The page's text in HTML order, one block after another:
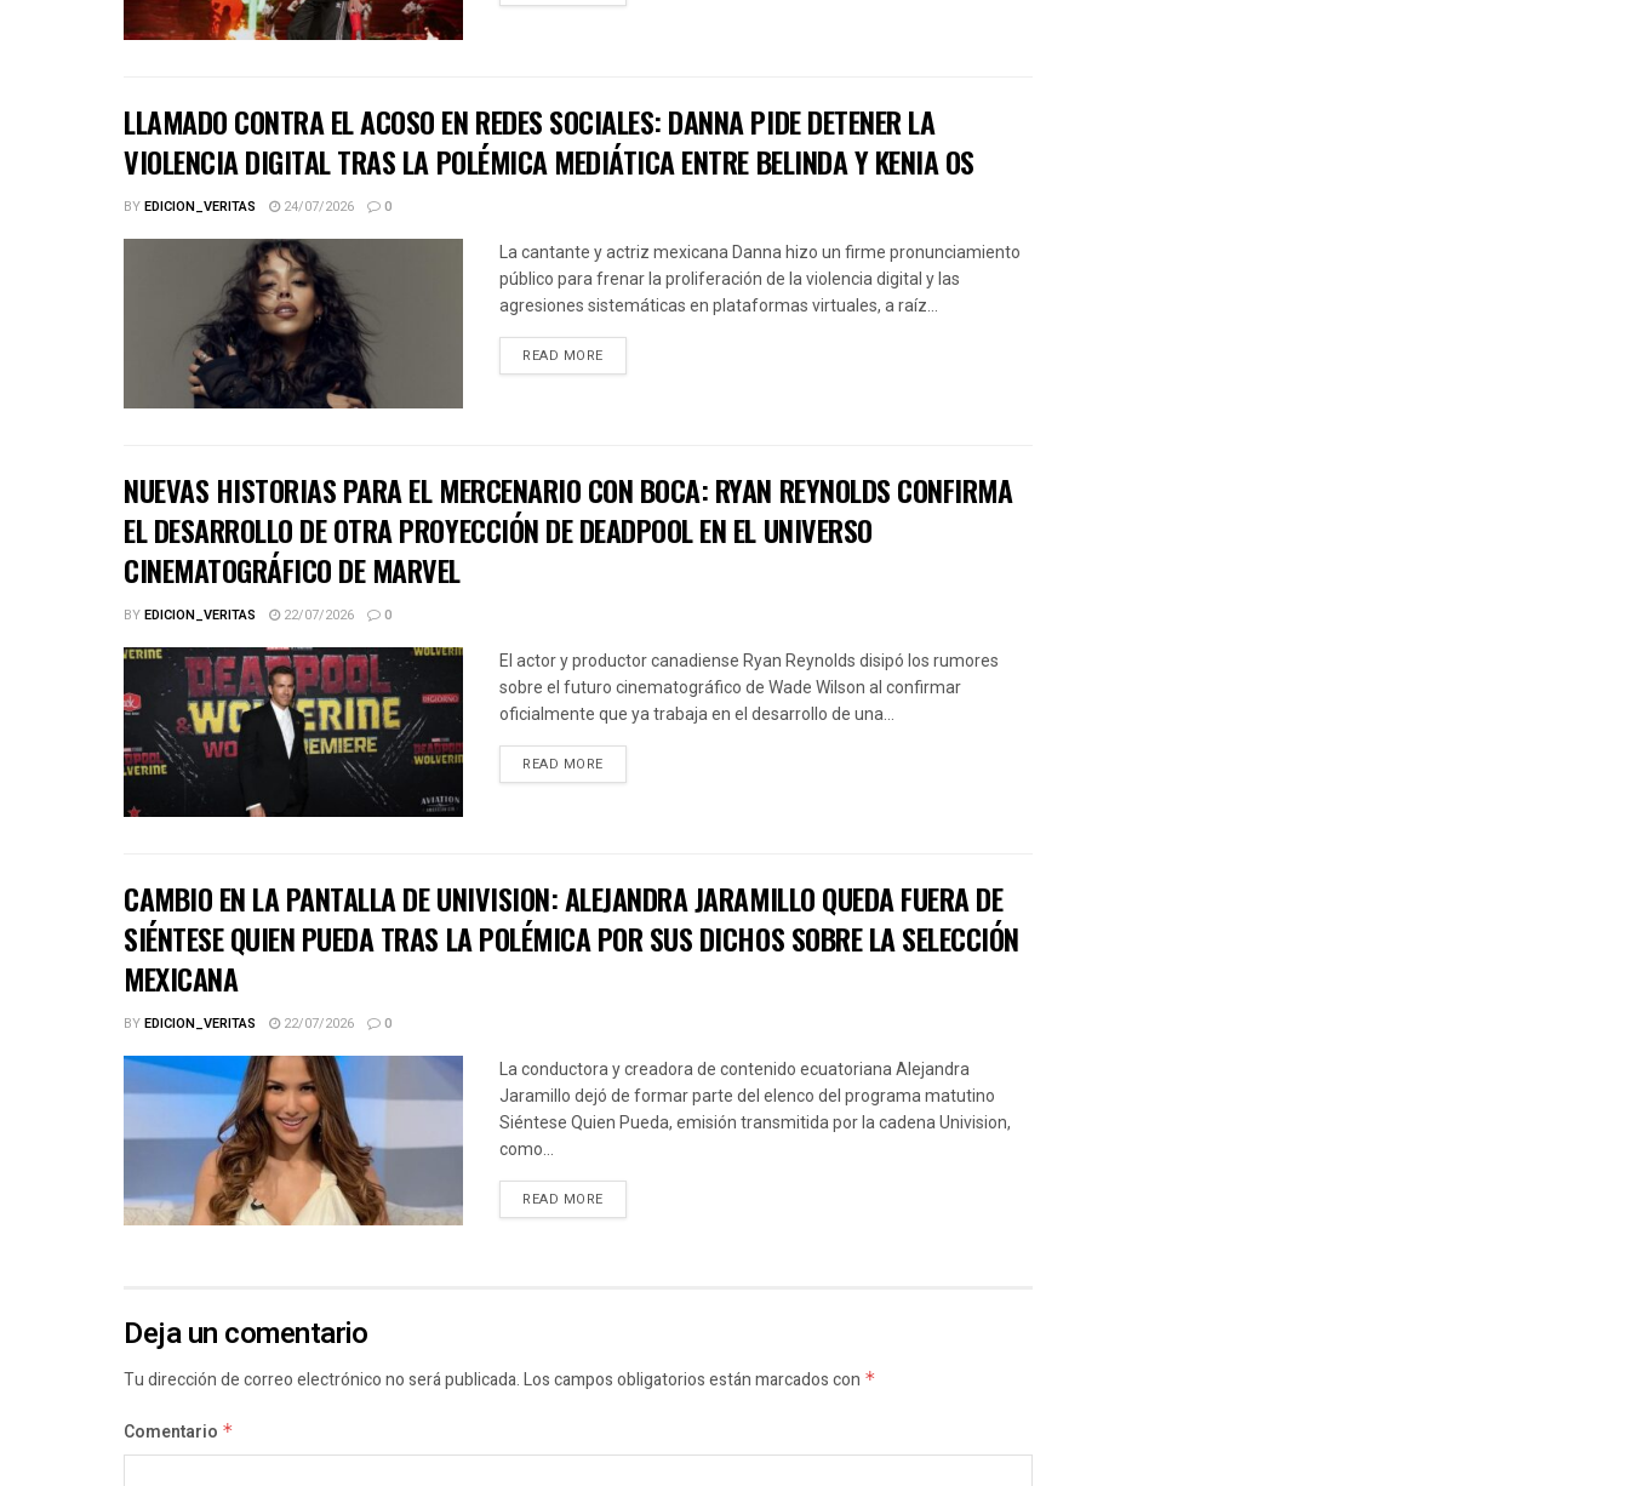
LLAMADO CONTRA EL ACOSO EN REDES SOCIALES: DANNA PIDE DETENER LA
VIOLENCIA DIGITAL TRAS LA POLÉMICA MEDIÁTICA ENTRE BELINDA Y KENIA OS
BYEDICION_VERITAS 24/07/2026 0
La cantante y actriz mexicana Danna hizo un firme pronunciamiento
público para frenar la proliferación de la violencia digital y las
agresiones sistemáticas en plataformas virtuales, a raíz...
READ MORE
NUEVAS HISTORIAS PARA EL MERCENARIO CON BOCA: RYAN REYNOLDS CONFIRMA
EL DESARROLLO DE OTRA PROYECCIÓN DE DEADPOOL EN EL UNIVERSO
CINEMATOGRÁFICO DE MARVEL
BYEDICION_VERITAS 22/07/2026 0
El actor y productor canadiense Ryan Reynolds disipó los rumores
sobre el futuro cinematográfico de Wade Wilson al confirmar
oficialmente que ya trabaja en el desarrollo de una...
READ MORE
CAMBIO EN LA PANTALLA DE UNIVISION: ALEJANDRA JARAMILLO QUEDA FUERA DE
SIÉNTESE QUIEN PUEDA TRAS LA POLÉMICA POR SUS DICHOS SOBRE LA SELECCIÓN
MEXICANA
BYEDICION_VERITAS 22/07/2026 0
La conductora y creadora de contenido ecuatoriana Alejandra
Jaramillo dejó de formar parte del elenco del programa matutino
Siéntese Quien Pueda, emisión transmitida por la cadena Univision,
como...
READ MORE
Deja un comentario
Tu dirección de correo electrónico no será publicada.Los campos obligatorios están marcados con *
Comentario *